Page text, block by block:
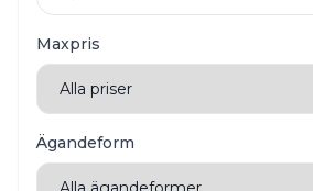
Maxpris
Ägandeform